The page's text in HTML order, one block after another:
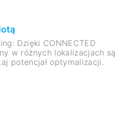
Dzięki CONNECTED
w różnych lokalizacjach są
potencjał optymalizacji.